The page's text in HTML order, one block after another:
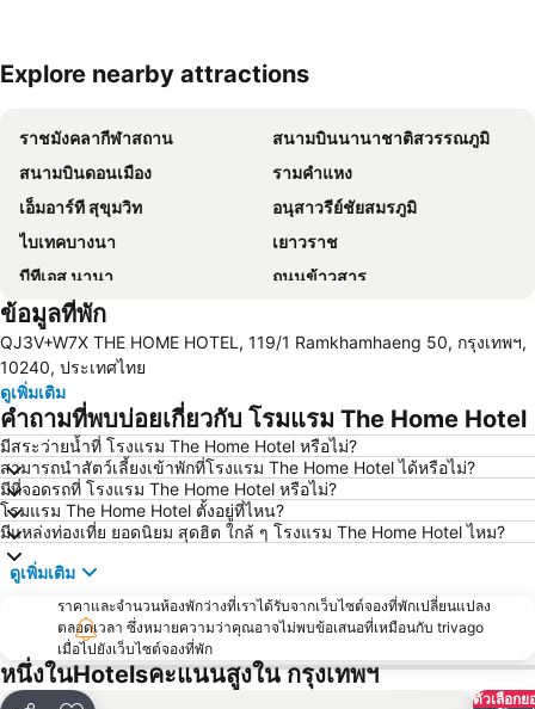
Explore nearby attractions
ราชมังคลากีฬาสถาน
สนามบินนานาชาติสวรรณภูมิ
สนามบินดอนเมือง
รามคำแหง
เอ็มอาร์ที สุขุมวิท
อนุสาวรีย์ชัยสมรภูมิ
ไบเทคบางนา
เยาวราช
บีทีเอส นานา
ถนนข้าวสาร
Suphachalasai Stadium
ล่องเรือแม่น้ำเจ้าพระยา และวัดอรุณ
สยามพารากอน
สยามสแควร์
วัดอรุณ
บีทีเอส สยาม
สถานีรถไฟหัวลำโพง
บีทีเอส พร้อมพงษ์
บีทีเอส หมอชิต
บีทีเอส อารีย์
บีทีเอส พญาไท
เดอะมอลล์บางกะปิ
พระราชวังสวนดุสิต
Lumphini-Park
เทอร์มินอล 21
เอ็มอาร์ที สีลม
บีทีเอส อ่อนนุช
บีทีเอส ราชเทวี
บีทีเอส เพลินจิต
เซ็นทรัลเวิลด์
ข้อมูลที่พัก
QJ3V+W7X THE HOME HOTEL, 119/1 Ramkhamhaeng 50, กรุงเทพฯ,
10240, ประเทศไทย
ดูเพิ่มเติม
คำถามที่พบบ่อยเกี่ยวกับ โรมแรม The Home Hotel
มีสระว่ายน้ำที่ โรงแรม The Home Hotel หรือไม่?
สามารถนำสัตว์เลี้ยงเข้าพักที่โรงแรม The Home Hotel ได้หรือไม่?
มีที่จอดรถที่ โรงแรม The Home Hotel หรือไม่?
โรมแรม The Home Hotel ตั้งอยู่ที่ไหน?
มีแหล่งท่องเที่ย ยอดนิยม สุดฮิต ใกล้ ๆ โรงแรม The Home Hotel ไหม?
ดูเพิ่มเติม
ราคาและจำนวนห้องพักว่างที่เราได้รับจากเว็บไซต์จองที่พักเปลี่ยนแปลง
ตลอดเวลา ซึ่งหมายความว่าคุณอาจไม่พบข้อเสนอที่เหมือนกับ trivago
เมื่อไปยังเว็บไซต์จองที่พัก
หนึ่งในHotelsคะแนนสูงใน กรุงเทพฯ
ตัวเลือก